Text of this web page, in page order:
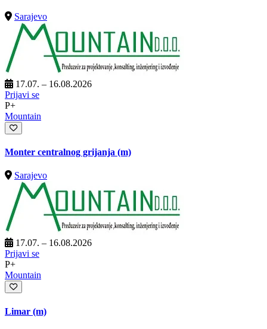
Sarajevo
17.07. – 16.08.2026
Prijavi se
P+
Mountain
Monter centralnog grijanja (m)
Sarajevo
17.07. – 16.08.2026
Prijavi se
P+
Mountain
Limar (m)